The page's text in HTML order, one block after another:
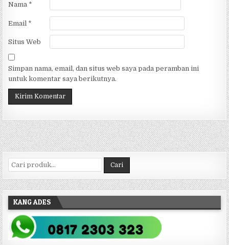
Nama *
Email *
Situs Web
Simpan nama, email, dan situs web saya pada peramban ini
untuk komentar saya berikutnya.
Pencarian untuk: Cari
KANG ADES